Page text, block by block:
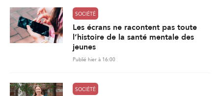
SOCIÉTÉ
Les écrans ne racontent pas toute
l’histoire de la santé mentale des
jeunes
Publié hier à 16:00
SOCIÉTÉ